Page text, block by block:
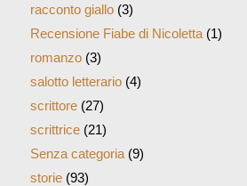
racconto giallo(3)
Recensione Fiabe di Nicoletta(1)
romanzo(3)
salotto letterario(4)
scrittore(27)
scrittrice(21)
Senza categoria(9)
storie(93)